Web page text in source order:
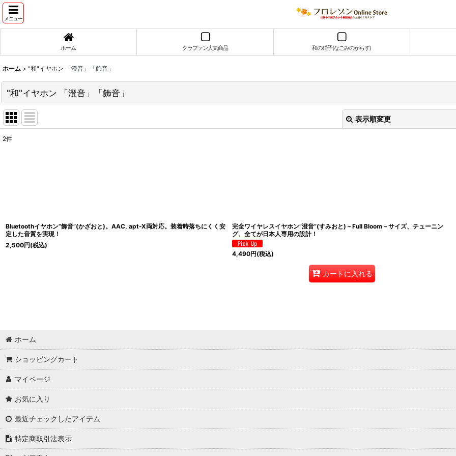
メニュー
ホーム クラファン人気商品 和の硝子(なごみのがらす)
ホーム > "和"イヤホン 「澄音」「飾音」
"和"イヤホン 「澄音」「飾音」
表示順変更
2件
Bluetoothイヤホン”飾音”(かざおと)。AAC, apt-X両対応。装着時落ちにくく安
定した音質を実現！
2,500円(税込)
完全ワイヤレスイヤホン”澄音”(すみおと) – Full Bloom – サイズ、チューニン
グ、全てが日本人専用の設計！
4,490円(税込)
カートに入れる
ホーム
ショッピングカート
マイページ
お気に入り
最近チェックしたアイテム
特定商取引法表示